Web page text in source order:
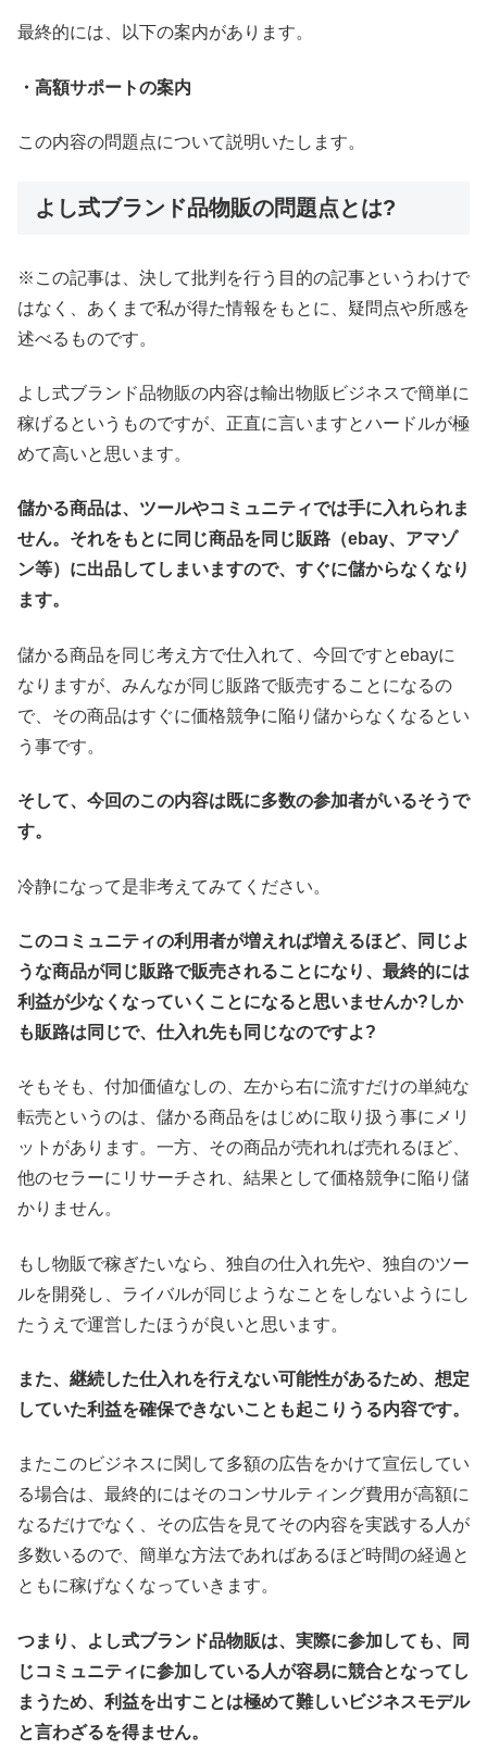
最終的には、以下の案内があります。
・高額サポートの案内
この内容の問題点について説明いたします。
よし式ブランド品物販の問題点とは?
※この記事は、決して批判を行う目的の記事というわけで
はなく、あくまで私が得た情報をもとに、疑問点や所感を
述べるものです。
よし式ブランド品物販の内容は輸出物販ビジネスで簡単に
稼げるというものですが、正直に言いますとハードルが極
めて高いと思います。
儲かる商品は、ツールやコミュニティでは手に入れられま
せん。それをもとに同じ商品を同じ販路（ebay、アマゾ
ン等）に出品してしまいますので、すぐに儲からなくなり
ます。
儲かる商品を同じ考え方で仕入れて、今回ですとebayに
なりますが、みんなが同じ販路で販売することになるの
で、その商品はすぐに価格競争に陥り儲からなくなるとい
う事です。
そして、今回のこの内容は既に多数の参加者がいるそうで
す。
冷静になって是非考えてみてください。
このコミュニティの利用者が増えれば増えるほど、同じよ
うな商品が同じ販路で販売されることになり、最終的には
利益が少なくなっていくことになると思いませんか?しか
も販路は同じで、仕入れ先も同じなのですよ?
そもそも、付加価値なしの、左から右に流すだけの単純な
転売というのは、儲かる商品をはじめに取り扱う事にメリ
ットがあります。一方、その商品が売れれば売れるほど、
他のセラーにリサーチされ、結果として価格競争に陥り儲
かりません。
もし物販で稼ぎたいなら、独自の仕入れ先や、独自のツー
ルを開発し、ライバルが同じようなことをしないようにし
たうえで運営したほうが良いと思います。
また、継続した仕入れを行えない可能性があるため、想定
していた利益を確保できないことも起こりうる内容です。
またこのビジネスに関して多額の広告をかけて宣伝してい
る場合は、最終的にはそのコンサルティング費用が高額に
なるだけでなく、その広告を見てその内容を実践する人が
多数いるので、簡単な方法であればあるほど時間の経過と
ともに稼げなくなっていきます。
つまり、よし式ブランド品物販は、実際に参加しても、同
じコミュニティに参加している人が容易に競合となってし
まうため、利益を出すことは極めて難しいビジネスモデル
と言わざるを得ません。